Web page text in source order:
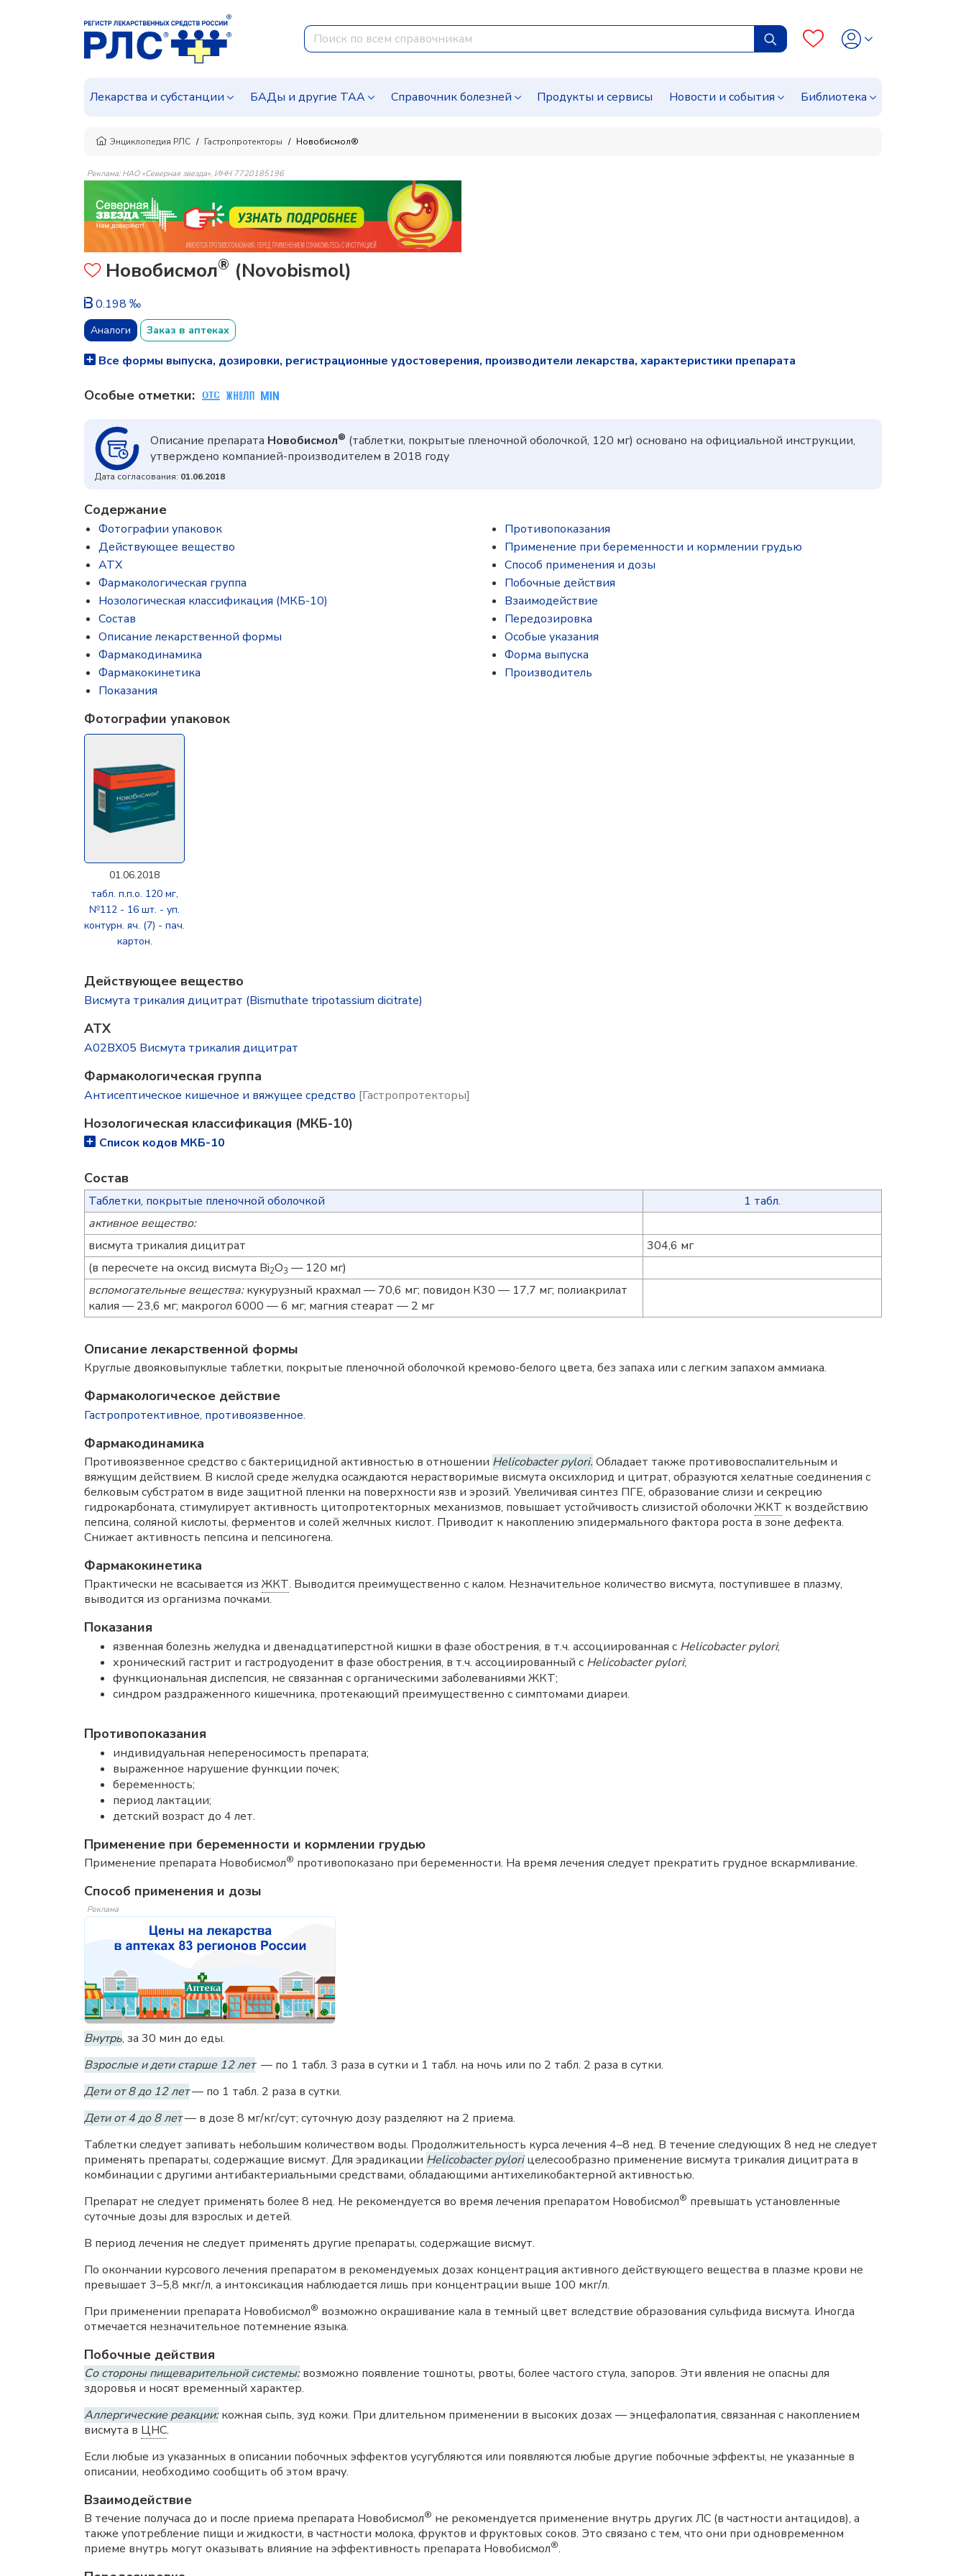
Лекарства и субстанции БАДы и другие ТАА Справочник болезней Продукты и сервисы Новости и события Библиотека
Энциклопедия РЛС Гастропротекторы Новобисмол®
Реклама: НАО «Северная звезда», ИНН 7720185196
Новобисмол® (Novobismol)
0.198 ‰
Аналоги Заказ в аптеках
Все формы выпуска, дозировки, регистрационные удостоверения, производители лекарства, характеристики препарата
Особые отметки:
Описание препарата Новобисмол® (таблетки, покрытые пленочной оболочкой, 120 мг) основано на официальной инструкции,
утверждено компанией-производителем в 2018 году
Дата согласования: 01.06.2018
Содержание
Фотографии упаковок
Действующее вещество
ATX
Фармакологическая группа
Нозологическая классификация (МКБ-10)
Состав
Описание лекарственной формы
Фармакодинамика
Фармакокинетика
Показания
Противопоказания
Применение при беременности и кормлении грудью
Способ применения и дозы
Побочные действия
Взаимодействие
Передозировка
Особые указания
Форма выпуска
Производитель
Фотографии упаковок
01.06.2018
табл. п.п.о. 120 мг,
№112 - 16 шт. - уп.
контурн. яч. (7) - пач.
картон.
Действующее вещество
Висмута трикалия дицитрат (Bismuthate tripotassium dicitrate)
ATX
A02BX05 Висмута трикалия дицитрат
Фармакологическая группа
Антисептическое кишечное и вяжущее средство [Гастропротекторы]
Нозологическая классификация (МКБ-10)
Список кодов МКБ-10
Состав
Таблетки, покрытые пленочной оболочкой
1 табл.
активное вещество:
висмута трикалия дицитрат
304,6 мг
(в пересчете на оксид висмута Bi2O3 — 120 мг)
вспомогательные вещества:кукурузный крахмал — 70,6 мг; повидон К30 — 17,7 мг; полиакрилат
калия — 23,6 мг; макрогол 6000 — 6 мг; магния стеарат — 2 мг
Описание лекарственной формы
Круглые двояковыпуклые таблетки, покрытые пленочной оболочкой кремово-белого цвета, без запаха или с легким запахом аммиака.
Фармакологическое действие
Гастропротективное, противоязвенное.
Фармакодинамика
Противоязвенное средство с бактерицидной активностью в отношении Helicobacter pylori. Обладает также противовоспалительным и
вяжущим действием. В кислой среде желудка осаждаются нерастворимые висмута оксихлорид и цитрат, образуются хелатные соединения с
белковым субстратом в виде защитной пленки на поверхности язв и эрозий. Увеличивая синтез ПГЕ, образование слизи и секрецию
гидрокарбоната, стимулирует активность цитопротекторных механизмов, повышает устойчивость слизистой оболочки ЖКТ к воздействию
пепсина, соляной кислоты, ферментов и солей желчных кислот. Приводит к накоплению эпидермального фактора роста в зоне дефекта.
Снижает активность пепсина и пепсиногена.
Фармакокинетика
Практически не всасывается из ЖКТ. Выводится преимущественно с калом. Незначительное количество висмута, поступившее в плазму,
выводится из организма почками.
Показания
язвенная болезнь желудка и двенадцатиперстной кишки в фазе обострения, в т.ч. ассоциированная с Helicobacter pylori;
хронический гастрит и гастродуоденит в фазе обострения, в т.ч. ассоциированный с Helicobacter pylori;
функциональная диспепсия, не связанная с органическими заболеваниями ЖКТ;
синдром раздраженного кишечника, протекающий преимущественно с симптомами диареи.
Противопоказания
индивидуальная непереносимость препарата;
выраженное нарушение функции почек;
беременность;
период лактации;
детский возраст до 4 лет.
Применение при беременности и кормлении грудью
Применение препарата Новобисмол® противопоказано при беременности. На время лечения следует прекратить грудное вскармливание.
Способ применения и дозы
Реклама
Внутрь, за 30 мин до еды.
Взрослые и дети старше 12 лет— по 1 табл. 3 раза в сутки и 1 табл. на ночь или по 2 табл. 2 раза в сутки.
Дети от 8 до 12 лет— по 1 табл. 2 раза в сутки.
Дети от 4 до 8 лет— в дозе 8 мг/кг/сут; суточную дозу разделяют на 2 приема.
Таблетки следует запивать небольшим количеством воды. Продолжительность курса лечения 4–8 нед. В течение следующих 8 нед не следует
применять препараты, содержащие висмут. Для эрадикации Helicobacter pyloriцелесообразно применение висмута трикалия дицитрата в
комбинации с другими антибактериальными средствами, обладающими антихеликобактерной активностью.
Препарат не следует применять более 8 нед. Не рекомендуется во время лечения препаратом Новобисмол® превышать установленные
суточные дозы для взрослых и детей.
В период лечения не следует применять другие препараты, содержащие висмут.
По окончании курсового лечения препаратом в рекомендуемых дозах концентрация активного действующего вещества в плазме крови не
превышает 3–5,8 мкг/л, а интоксикация наблюдается лишь при концентрации выше 100 мкг/л.
При применении препарата Новобисмол® возможно окрашивание кала в темный цвет вследствие образования сульфида висмута. Иногда
отмечается незначительное потемнение языка.
Побочные действия
Со стороны пищеварительной системы:возможно появление тошноты, рвоты, более частого стула, запоров. Эти явления не опасны для
здоровья и носят временный характер.
Аллергические реакции:кожная сыпь, зуд кожи. При длительном применении в высоких дозах — энцефалопатия, связанная с накоплением
висмута в ЦНС.
Если любые из указанных в описании побочных эффектов усугубляются или появляются любые другие побочные эффекты, не указанные в
описании, необходимо сообщить об этом врачу.
Взаимодействие
В течение получаса до и после приема препарата Новобисмол® не рекомендуется применение внутрь других ЛС (в частности антацидов), а
также употребление пищи и жидкости, в частности молока, фруктов и фруктовых соков. Это связано с тем, что они при одновременном
приеме внутрь могут оказывать влияние на эффективность препарата Новобисмол®.